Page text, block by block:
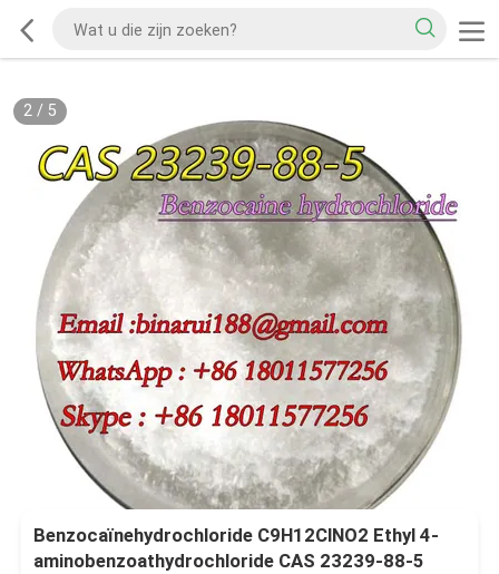
2/ 5
Benzocaïnehydrochloride C9H12ClNO2 Ethyl 4-
aminobenzoathydrochloride CAS 23239-88-5